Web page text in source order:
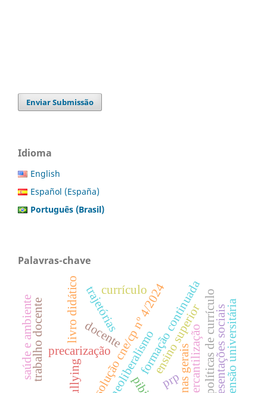
Enviar Submissão
Idioma
English
Español (España)
Português (Brasil)
Palavras-chave
formação continuada
resolução cne/cp nº 4/2024
docente
currículo
ensino superior
mercantilização
neoliberalismo
precarização
trabalho docente
saúde e ambiente livro didático
bullying minas gerais
prp
trajetórias políticas de currículorepresentações sociaisextensão universitária